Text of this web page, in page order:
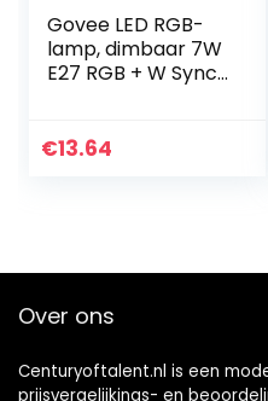
Govee LED RGB-
lamp, dimbaar 7W
E27 RGB + W Sync
amp met APP |
€13.64
Over ons
Centuryoftalent.nl is een
prijsvergelijkings- en